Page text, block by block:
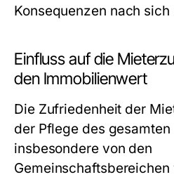
Konsequenzen nach sich
Einfluss auf die
den Immobilienwert
Die Zufriedenheit der
der Pflege des gesamten
insbesondere von den
Gemeinschaftsbereichen